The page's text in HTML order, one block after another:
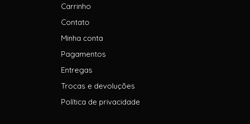
Carrinho
Contato
Minha conta
Pagamentos
Entregas
Trocas e devoluções
Política de privacidade